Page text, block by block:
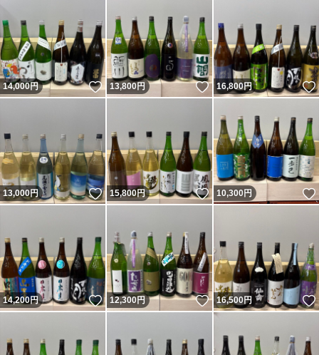
14,000円 いいね！
13,800円 いいね！
16,800円
13,000円 いいね！
15,800円 いいね！
10,300円
14,200円 いいね！
12,300円 いいね！
16,500円